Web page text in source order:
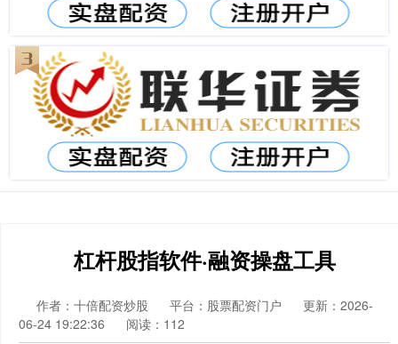
杠杆股指软件·融资操盘工具
作者：十倍配资炒股 平台：股票配资门户
更新：2026-
06-24 19:22:36
阅读：112